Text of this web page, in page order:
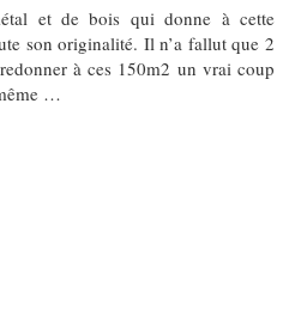
et de bois qui donne à cette
son originalité. Il n’a fallut que 2
à ces 150m2 un vrai coup
…